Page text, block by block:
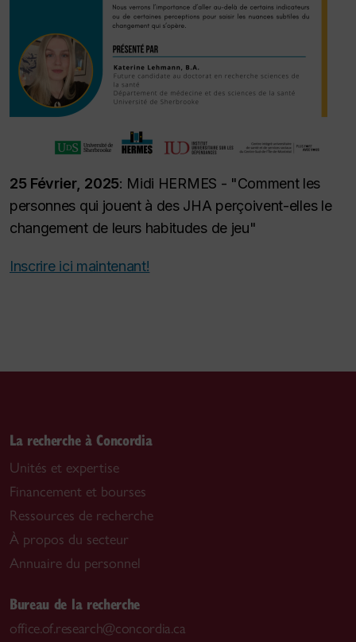
25 Février, 2025: Midi HERMES - "Comment les
personnes qui jouent à des JHA perçoivent-elles le
changement de leurs habitudes de jeu"
Inscrire ici maintenant!
La recherche à Concordia
Unités et expertise
Financement et bourses
Ressources de recherche
À propos du secteur
Annuaire du personnel
Bureau de la recherche
office.of.research@concordia.ca